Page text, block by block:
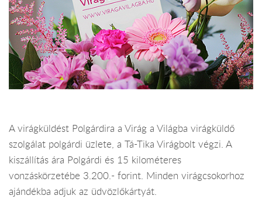
A virágküldést Polgárdira a Virág a Világba virágküldő
szolgálat polgárdi üzlete, a Tá-Tika Virágbolt végzi. A
kiszállítás ára Polgárdi és 15 kilométeres
vonzáskörzetébe 3.200.- forint. Minden virágcsokorhoz
ajándékba adjuk az üdvözlőkártyát.